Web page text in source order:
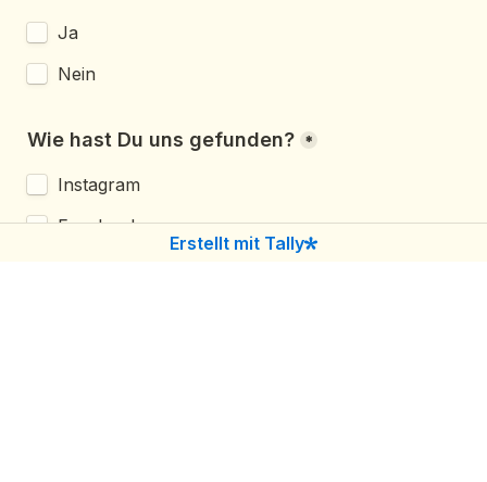
Ja
Nein
Wie hast Du uns gefunden? *
Instagram
Facebook
Erstellt mit Tally